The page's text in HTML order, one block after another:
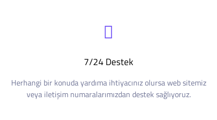
7/24 Destek
Herhangi bir konuda yardıma ihtiyacınız olursa web sitemiz
veya iletişim numaralarımızdan destek sağlıyoruz.